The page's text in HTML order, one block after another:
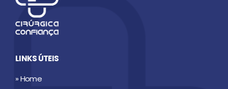
LINKS ÚTEIS
» Home